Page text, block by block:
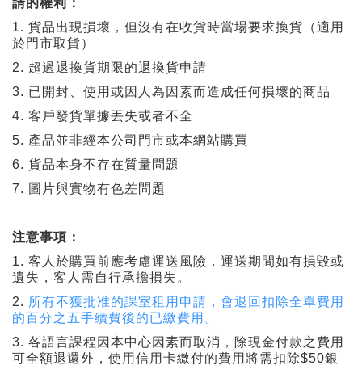
請的權利：
1. 貨品出現損壞，但沒有在收貨時當場要求換貨（適用
於門市取貨）
2. 超過退換貨期限的退換貨申請
3. 已開封、使用或因人為因素而造成任何損壞的商品
4. 客戶發貨單據丟失或者不全
5. 產品並非經本公司門市或本網站購買
6. 貨品本身不存在質量問題
7. 圖片與實物有色差問題
注意事項：
1. 客人於購買前應考慮運送風險，運送期間如有損毀或
遺失，客人需自行承擔損失。
2. 所有不獲批准的課室租用申請，會退回扣除全單費用
的百分之五手續費後的已繳費用。
3. 各語言課程因本中心因素而取消，除現金付款之費用
可全額退還外，使用信用卡繳付的費用將需扣除$50銀